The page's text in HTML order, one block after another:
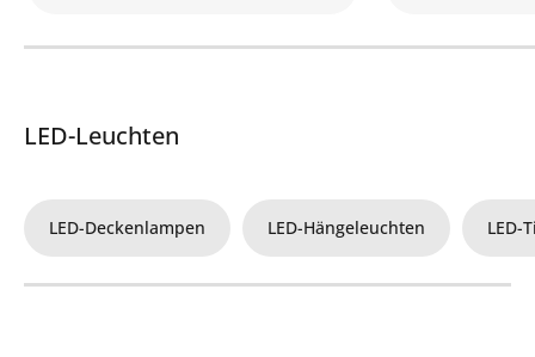
LED-Leuchten
LED-Deckenlampen LED-Hängeleuchten LED-